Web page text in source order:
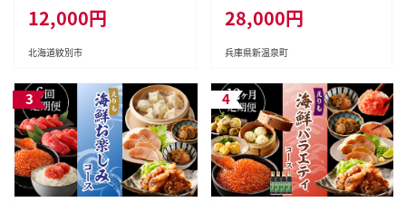
無添加 炊き込みごはん 海鮮
12,000円
北海道紋別市
28,000円
兵庫県新温泉町